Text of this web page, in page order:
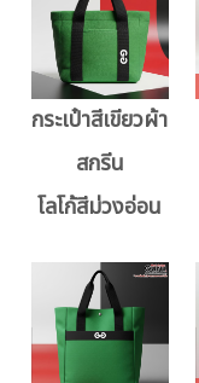
กระเป๋าสีเขียวผ้า
สกรีน
โลโก้สีม่วงอ่อน